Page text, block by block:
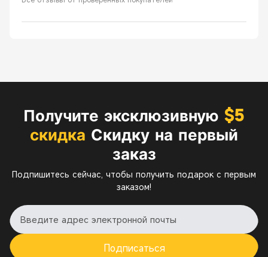
Получите эксклюзивную $5
скидка Скидку на первый
заказ
Подпишитесь сейчас, чтобы получить подарок с первым
заказом!
Подписаться